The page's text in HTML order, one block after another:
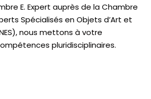
E. Expert auprès de laChambre
Spécialisés en Objets d’Art et
nous mettons à votre
pluridisciplinaires.